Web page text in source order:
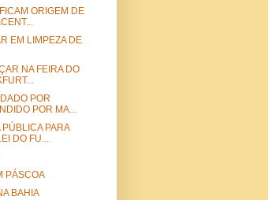
ORIGEM DE
EM LIMPEZA DE
NA FEIRA DO
POR
POR MA...
PARA
DO FU...
PÁSCOA
BAHIA